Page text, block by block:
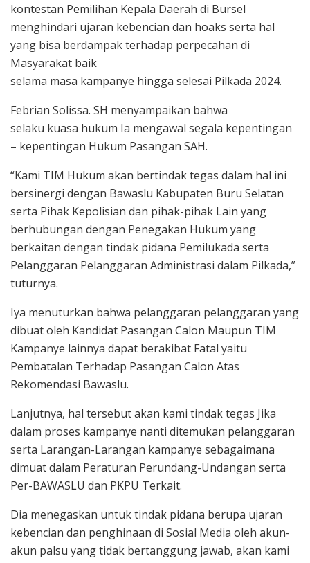
kontestan Pemilihan Kepala Daerah di Bursel
menghindari ujaran kebencian dan hoaks serta hal
yang bisa berdampak terhadap perpecahan di
Masyarakat baik
selama masa kampanye hingga selesai Pilkada 2024.
Febrian Solissa. SH menyampaikan bahwa
selaku kuasa hukum Ia mengawal segala kepentingan
– kepentingan Hukum Pasangan SAH.
“Kami TIM Hukum akan bertindak tegas dalam hal ini
bersinergi dengan Bawaslu Kabupaten Buru Selatan
serta Pihak Kepolisian dan pihak-pihak Lain yang
berhubungan dengan Penegakan Hukum yang
berkaitan dengan tindak pidana Pemilukada serta
Pelanggaran Pelanggaran Administrasi dalam Pilkada,”
tuturnya.
Iya menuturkan bahwa pelanggaran pelanggaran yang
dibuat oleh Kandidat Pasangan Calon Maupun TIM
Kampanye lainnya dapat berakibat Fatal yaitu
Pembatalan Terhadap Pasangan Calon Atas
Rekomendasi Bawaslu.
Lanjutnya, hal tersebut akan kami tindak tegas Jika
dalam proses kampanye nanti ditemukan pelanggaran
serta Larangan-Larangan kampanye sebagaimana
dimuat dalam Peraturan Perundang-Undangan serta
Per-BAWASLU dan PKPU Terkait.
Dia menegaskan untuk tindak pidana berupa ujaran
kebencian dan penghinaan di Sosial Media oleh akun-
akun palsu yang tidak bertanggung jawab, akan kami